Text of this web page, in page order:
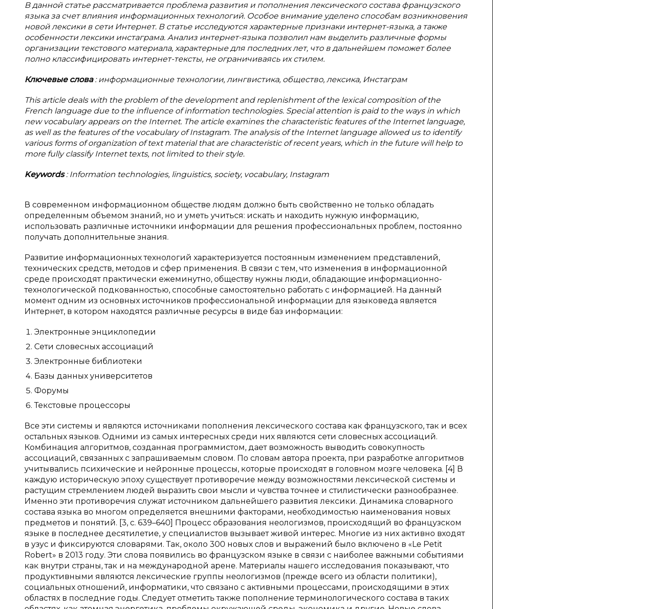
В данной статье рассматривается проблема развития и пополнения лексического состава французского
языка за счет влияния информационных технологий. Особое внимание уделено способам возникновения
новой лексики в сети Интернет. В статье исследуются характерные признаки интернет-языка, а также
особенности лексики инстаграма. Анализ интернет-языка позволил нам выделить различные формы
организации текстового материала, характерные для последних лет, что в дальнейшем поможет более
полно классифицировать интернет-тексты, не ограничиваясь их стилем.
Ключевые слова: информационные технологии, лингвистика, общество, лексика, Инстаграм
This article deals with the problem of the development and replenishment of the lexical composition of the
French language due to the influence of information technologies. Special attention is paid to the ways in which
new vocabulary appears on the Internet. The article examines the characteristic features of the Internet language,
as well as the features of the vocabulary of Instagram. The analysis of the Internet language allowed us to identify
various forms of organization of text material that are characteristic of recent years, which in the future will help to
more fully classify Internet texts, not limited to their style.
Keywords: Information technologies, linguistics, society, vocabulary, Instagram
В современном информационном обществе людям должно быть свойственно не только обладать
определенным объемом знаний, но и уметь учиться: искать и находить нужную информацию,
использовать различные источники информации для решения профессиональных проблем, постоянно
получать дополнительные знания.
Развитие информационных технологий характеризуется постоянным изменением представлений,
технических средств, методов и сфер применения. В связи с тем, что изменения в информационной
среде происходят практически ежеминутно, обществу нужны люди, обладающие информационно-
технологической подкованностью, способные самостоятельно работать с информацией. На данный
момент одним из основных источников профессиональной информации для языковеда является
Интернет, в котором находятся различные ресурсы в виде баз информации:
Электронные энциклопедии
Сети словесных ассоциаций
Электронные библиотеки
Базы данных университетов
Форумы
Текстовые процессоры
Все эти системы и являются источниками пополнения лексического состава как французского, так и всех
остальных языков. Одними из самых интересных среди них являются сети словесных ассоциаций.
Комбинация алгоритмов, созданная программистом, дает возможность выводить совокупность
ассоциаций, связанных с запрашиваемым словом. По словам автора проекта, при разработке алгоритмов
учитывались психические и нейронные процессы, которые происходят в головном мозге человека. [4] В
каждую историческую эпоху существует противоречие между возможностями лексической системы и
растущим стремлением людей выразить свои мысли и чувства точнее и стилистически разнообразнее.
Именно эти противоречия служат источником дальнейшего развития лексики. Динамика словарного
состава языка во многом определяется внешними факторами, необходимостью наименования новых
предметов и понятий. [3, с. 639–640] Процесс образования неологизмов, происходящий во французском
языке в последнее десятилетие, у специалистов вызывает живой интерес. Многие из них активно входят
в узус и фиксируются словарями. Так, около 300 новых слов и выражений было включено в «Le Petit
Robert» в 2013 году. Эти слова появились во французском языке в связи с наиболее важными событиями
как внутри страны, так и на международной арене. Материалы нашего исследования показывают, что
продуктивными являются лексические группы неологизмов (прежде всего из области политики),
социальных отношений, информатики, что связано с активными процессами, происходящими в этих
областях в последние годы. Следует отметить также пополнение терминологического состава в таких